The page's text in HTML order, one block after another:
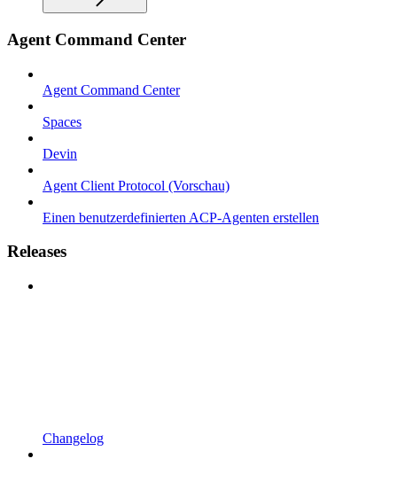
Agent Command Center
Agent Command Center
Spaces
Devin
Agent Client Protocol (Vorschau)
Einen benutzerdefinierten ACP-Agenten erstellen
Releases
Changelog